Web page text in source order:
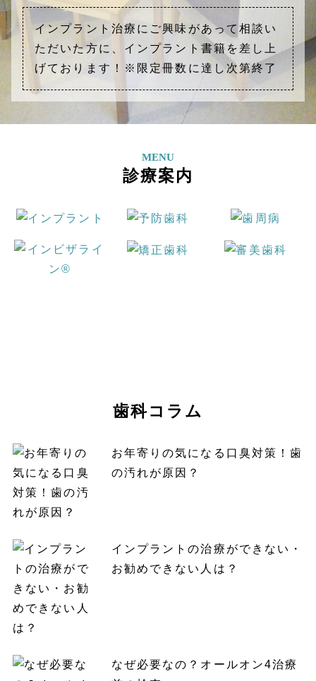
インプラント治療にご興味があって相談い
ただいた方に、インプラント書籍を差し上
げております！※限定冊数に達し次第終了
MENU
診療案内
歯科コラム
お年寄りの気になる口臭対策！歯
の汚れが原因？
インプラントの治療ができない・
お勧めできない人は？
なぜ必要なの？オールオン4治療